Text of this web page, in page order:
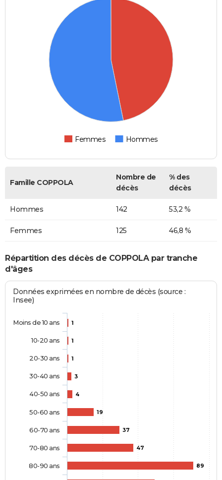
Femmes Hommes
Famille COPPOLA
Nombre de
décès
% des
décès
Hommes 142 53,2 %
Femmes 125 46,8 %
Répartition des décès de COPPOLA par tranche
d'âges
Données exprimées en nombre de décès (source :
Insee)
1
1
1
3
4
19
37
47
89
Moins de 10 ans
10-20 ans
20-30 ans
30-40 ans
40-50 ans
50-60 ans
60-70 ans
70-80 ans
80-90 ans